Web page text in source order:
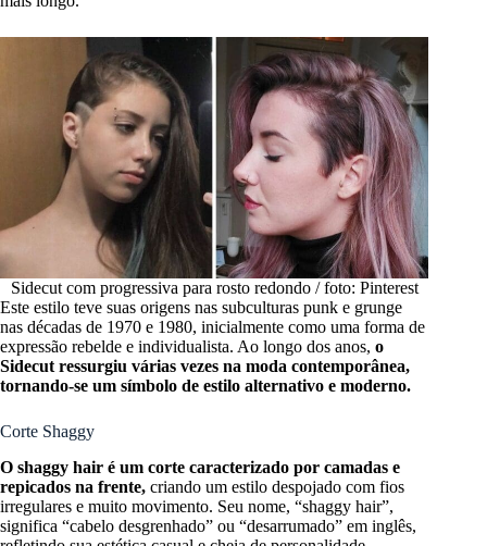
Sidecut com progressiva para rosto redondo / foto: Pinterest
Este estilo teve suas origens nas subculturas punk e grunge
nas décadas de 1970 e 1980, inicialmente como uma forma de
expressão rebelde e individualista. Ao longo dos anos, o
Sidecut ressurgiu várias vezes na moda contemporânea,
tornando-se um símbolo de estilo alternativo e moderno.
Corte Shaggy
O shaggy hair é um corte caracterizado por camadas e
repicados na frente, criando um estilo despojado com fios
irregulares e muito movimento. Seu nome, “shaggy hair”,
significa “cabelo desgrenhado” ou “desarrumado” em inglês,